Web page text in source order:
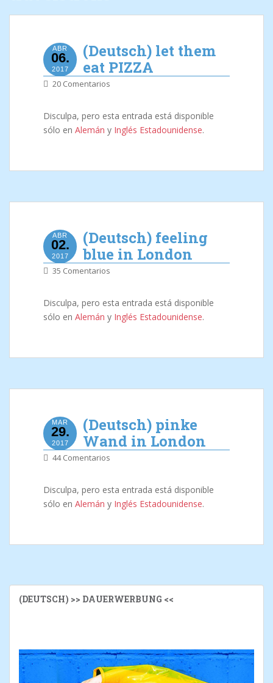
ABR
06.
2017
(Deutsch) let them
eat PIZZA
20 Comentarios
Disculpa, pero esta entrada está disponible
sólo en Alemán y Inglés Estadounidense.
ABR
02.
2017
(Deutsch) feeling
blue in London
35 Comentarios
Disculpa, pero esta entrada está disponible
sólo en Alemán y Inglés Estadounidense.
MAR
29.
2017
(Deutsch) pinke
Wand in London
44 Comentarios
Disculpa, pero esta entrada está disponible
sólo en Alemán y Inglés Estadounidense.
(DEUTSCH) >> DAUERWERBUNG <<